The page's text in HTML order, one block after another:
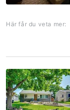
Här får du veta mer: